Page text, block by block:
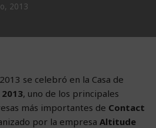
2013
se celebró en la Casa de
2013, uno de los principales
más importantes de Contact
por la empresa Altitude